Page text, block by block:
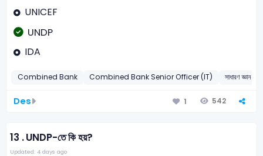
UNICEF
UNDP
IDA
Combined Bank Combined Bank Senior Officer (IT) সাধারণ জ্ঞান
Des 1 542
13 .UNDP-তে কি হয়?
Updated: 4 days ago